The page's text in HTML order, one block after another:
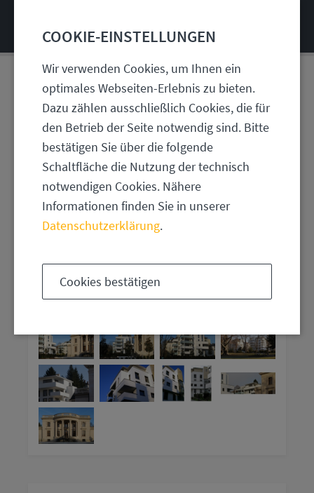
2008 | WOHNUNGSBAU
NEUBAU VON ZWEI VILLEN
COOKIE-EINSTELLUNGEN
Wir verwenden Cookies, um Ihnen ein
optimales Webseiten-Erlebnis zu bieten.
Dazu zählen ausschließlich Cookies, die für
den Betrieb der Seite notwendig sind. Bitte
bestätigen Sie über die folgende
Schaltfläche die Nutzung der technisch
notwendigen Cookies. Nähere
Informationen finden Sie in unserer
Datenschutzerklärung.
Cookies bestätigen